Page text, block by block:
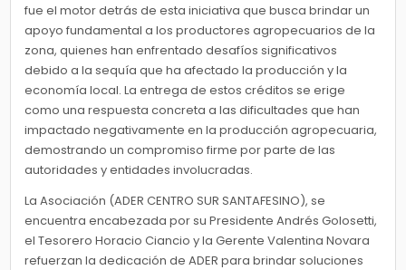
fue el motor detrás de esta iniciativa que busca brindar un
apoyo fundamental a los productores agropecuarios de la
zona, quienes han enfrentado desafíos significativos
debido a la sequía que ha afectado la producción y la
economía local. La entrega de estos créditos se erige
como una respuesta concreta a las dificultades que han
impactado negativamente en la producción agropecuaria,
demostrando un compromiso firme por parte de las
autoridades y entidades involucradas.
La Asociación (ADER CENTRO SUR SANTAFESINO), se
encuentra encabezada por su Presidente Andrés Golosetti,
el Tesorero Horacio Ciancio y la Gerente Valentina Novara
refuerzan la dedicación de ADER para brindar soluciones